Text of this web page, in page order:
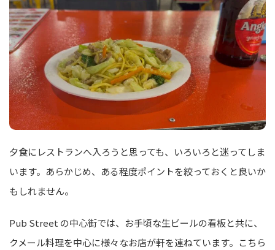
夕食にレストランへ入ろうと思っても、いろいろと迷ってしま
います。あらかじめ、ある程度ポイントを絞っておくと良いか
もしれません。
Pub Street の中心街では、お手頃な生ビールの看板と共に、
クメール料理を中心に様々なお店が軒を連ねています。こちら